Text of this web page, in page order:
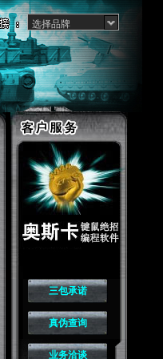
选择品牌
三包承诺
真伪查询
业务洽谈